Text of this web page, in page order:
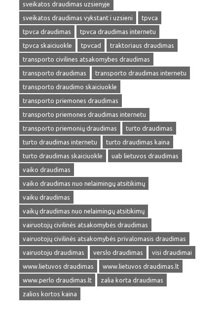
sveikatos draudimas uzsienyje
sveikatos draudimas vykstant i uzsieni
tpvca
tpvca draudimas
tpvca draudimas internetu
tpvca skaiciuokle
tpvcad
traktoriaus draudimas
transporto civilines atsakomybes draudimas
transporto draudimas
transporto draudimas internetu
transporto draudimo skaiciuokle
transporto priemones draudimas
transporto priemones draudimas internetu
transporto priemonių draudimas
turto draudimas
turto draudimas internetu
turto draudimas kaina
turto draudimas skaiciuokle
uab lietuvos draudimas
vaiko draudimas
vaiko draudimas nuo nelaimingų atsitikimų
vaiku draudimas
vaikų draudimas nuo nelaimingų atsitikimų
vairuotojų civilinės atsakomybės draudimas
vairuotojų civilinės atsakomybės privalomasis draudimas
vairuotoju draudimas
verslo draudimas
visi draudimai
www.lietuvos draudimas
www.lietuvos draudimas.lt
www.perlo draudimas.lt
zalia korta draudimas
zalios kortos kaina